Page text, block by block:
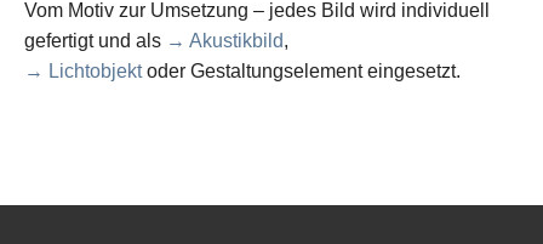
Vom Motiv zur Umsetzung – jedes Bild wird individuell
gefertigt und als → Akustikbild,
→ Lichtobjektoder Gestaltungselement eingesetzt.